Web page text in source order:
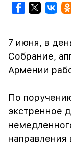
7 июня, в
Собрание,
Армении
По
экстренное
направления